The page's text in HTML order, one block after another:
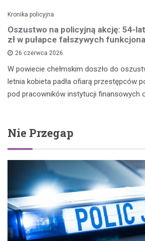
Kronika policyjna
Oszustwo na policyjną akcję: 54-
zł w pułapce fałszywych
26 czerwca 2026
W powiecie chełmskim doszło do
letnia kobieta padła ofiarą przestępców
pod pracowników instytucji finansowych
Nie Przegap